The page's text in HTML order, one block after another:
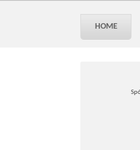
HOME